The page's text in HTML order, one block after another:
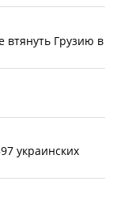
Грузию в
украинских